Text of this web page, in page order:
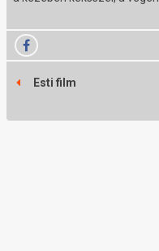
Esti film